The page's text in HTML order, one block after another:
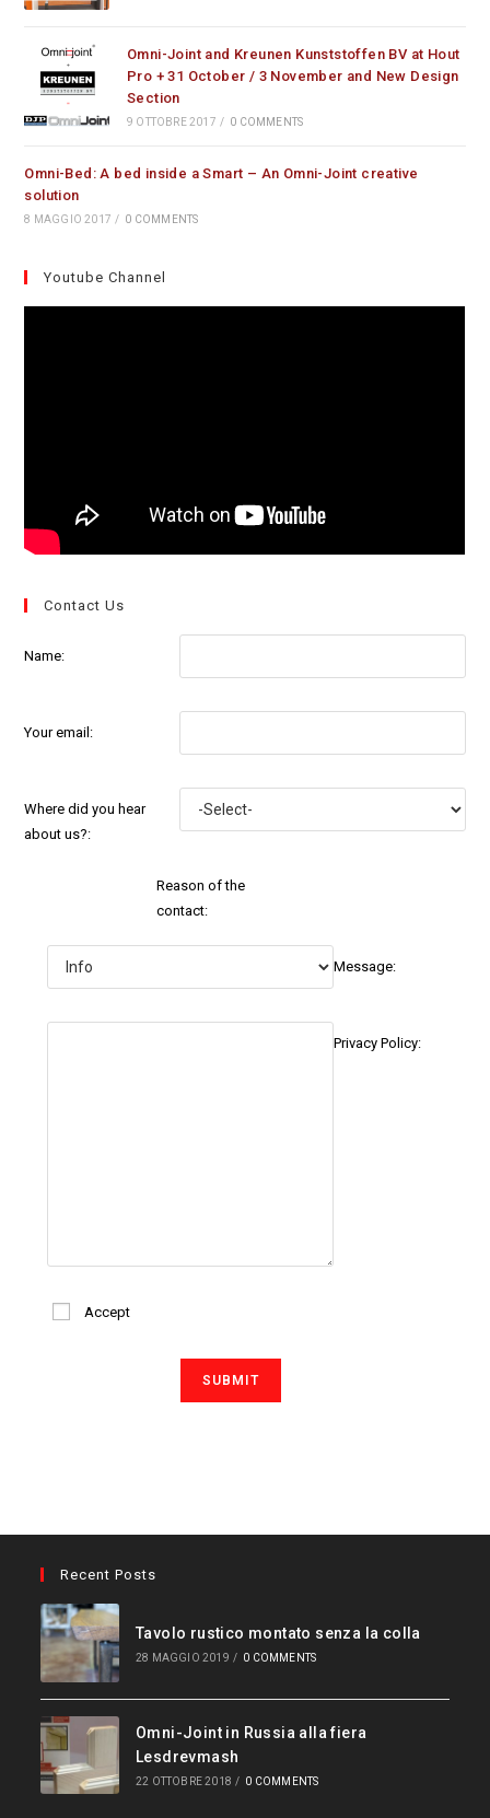
Omni-Joint and Kreunen Kunststoffen BV at Hout
Pro + 31 October / 3 November and New Design
Section
9 OTTOBRE 2017 / 0 COMMENTS
Omni-Bed: A bed inside a Smart – An Omni-Joint creative
solution
8 MAGGIO 2017 / 0 COMMENTS
Youtube Channel
Contact Us
Name:
Your email:
Where did you hear
about us?:
Reason of the
contact:
Message:
Privacy Policy:
Accept
Recent Posts
Tavolo rustico montato senza la colla
28 MAGGIO 2019 / 0 COMMENTS
Omni-Joint in Russia alla fiera
Lesdrevmash
22 OTTOBRE 2018 / 0 COMMENTS